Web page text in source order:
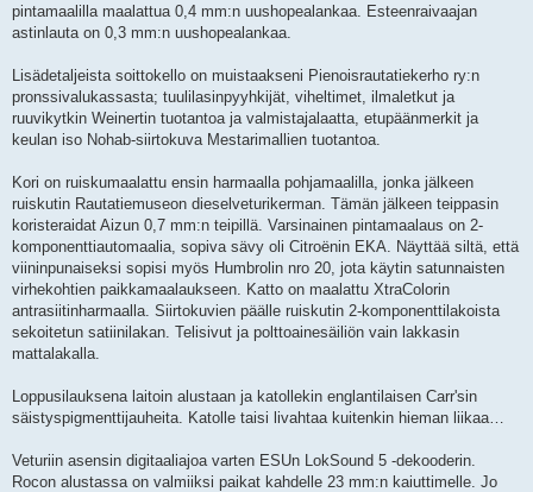
pintamaalilla maalattua 0,4 mm:n uushopealankaa. Esteenraivaajan
astinlauta on 0,3 mm:n uushopealankaa.
Lisädetaljeista soittokello on muistaakseni Pienoisrautatiekerho ry:n
pronssivalukassasta; tuulilasinpyyhkijät, viheltimet, ilmaletkut ja
ruuvikytkin Weinertin tuotantoa ja valmistajalaatta, etupäänmerkit ja
keulan iso Nohab-siirtokuva Mestarimallien tuotantoa.
Kori on ruiskumaalattu ensin harmaalla pohjamaalilla, jonka jälkeen
ruiskutin Rautatiemuseon dieselveturikerman. Tämän jälkeen teippasin
koristeraidat Aizun 0,7 mm:n teipillä. Varsinainen pintamaalaus on 2-
komponenttiautomaalia, sopiva sävy oli Citroënin EKA. Näyttää siltä, että
viininpunaiseksi sopisi myös Humbrolin nro 20, jota käytin satunnaisten
virhekohtien paikkamaalaukseen. Katto on maalattu XtraColorin
antrasiitinharmaalla. Siirtokuvien päälle ruiskutin 2-komponenttilakoista
sekoitetun satiinilakan. Telisivut ja polttoainesäiliön vain lakkasin
mattalakalla.
Loppusilauksena laitoin alustaan ja katollekin englantilaisen Carr'sin
säistyspigmenttijauheita. Katolle taisi livahtaa kuitenkin hieman liikaa…
Veturiin asensin digitaaliajoa varten ESUn LokSound 5 -dekooderin.
Rocon alustassa on valmiiksi paikat kahdelle 23 mm:n kaiuttimelle. Jo